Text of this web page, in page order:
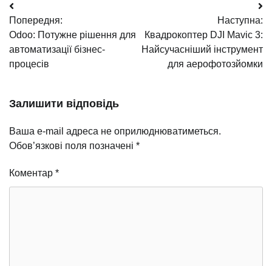
Навігація
записів
Попередня:
Odoo: Потужне рішення для
автоматизації бізнес-
процесів
Наступна:
Квадрокоптер DJI Mavic 3:
Найсучасніший інструмент
для аерофотозйомки
Залишити відповідь
Ваша e-mail адреса не оприлюднюватиметься.
Обов’язкові поля позначені *
Коментар *